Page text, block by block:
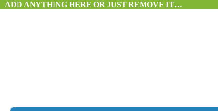
ADD ANYTHING HERE OR JUST REMOVE IT…